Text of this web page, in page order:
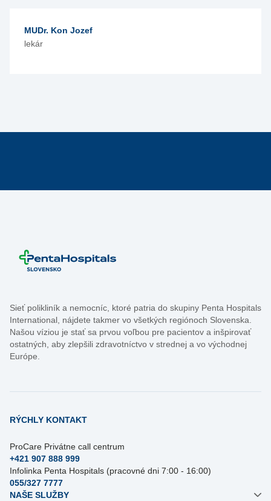
MUDr. Kon Jozef
lekár
Sieť polikliník a nemocníc, ktoré patria do skupiny Penta Hospitals
International, nájdete takmer vo všetkých regiónoch Slovenska.
Našou víziou je stať sa prvou voľbou pre pacientov a inšpirovať
ostatných, aby zlepšili zdravotníctvo v strednej a vo východnej
Európe.
RÝCHLY KONTAKT
ProCare Privátne call centrum
+421 907 888 999
Infolinka Penta Hospitals (pracovné dni 7:00 - 16:00)
055/327 7777
NAŠE SLUŽBY